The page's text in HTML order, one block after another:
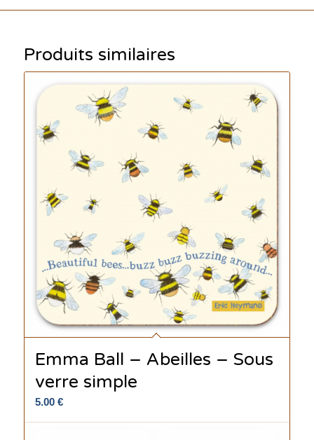
Produits similaires
Emma Ball – Abeilles – Sous
verre simple
5.00 €